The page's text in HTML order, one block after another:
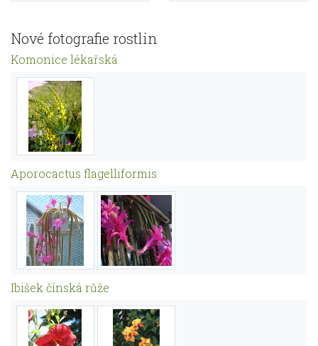
Nové fotografie rostlin
Komonice lékařská
Aporocactus flagelliformis
Ibišek čínská růže